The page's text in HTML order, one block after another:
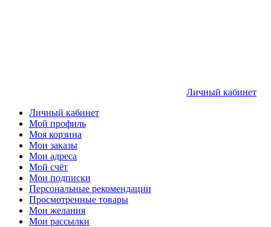
Личный кабинет
Личный кабинет
Мой профиль
Моя корзина
Мои заказы
Мои адреса
Мой счёт
Мои подписки
Персональные рекомендации
Просмотренные товары
Мои желания
Мои рассылки